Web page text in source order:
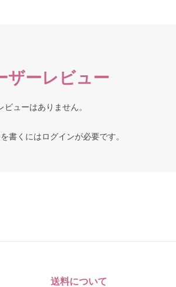
ザーレビュー
ビューはありません。
書くにはログインが必要です。
送料について